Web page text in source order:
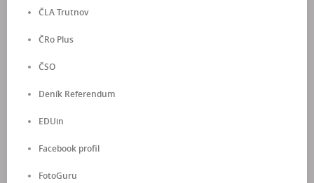
ČLA Trutnov
ČRo Plus
ČSO
Deník Referendum
EDUin
Facebook profil
FotoGuru